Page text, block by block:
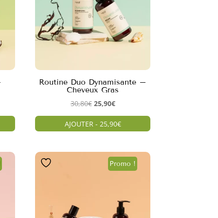
Routine Duo Dynamisante –
Cheveux Gras
30,80€ Le
prix
initial
25,90€Le
prix
actuel
AJOUTER - 25,90€
Promo !